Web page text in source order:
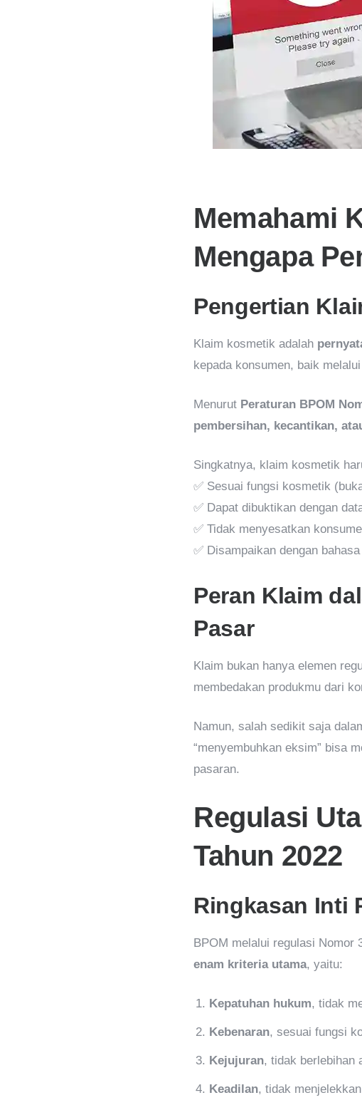
Memahami
Mengapa
Pengertian
Klaim kosmetik adalah
kepada konsumen, baik
Menurut Peraturan BPOM
pembersihan, kecantikan,
Singkatnya, klaim kosmetik
✅ Sesuai fungsi kosmetik
✅ Dapat dibuktikan dengan
✅ Tidak menyesatkan
✅ Disampaikan dengan
Peran Klaim
Pasar
Klaim bukan hanya elemen
membedakan produkmu dari
Namun, salah sedikit saja
“menyembuhkan eksim” bisa
pasaran.
Regulasi
Tahun 2022
Ringkasan Inti
BPOM melalui regulasi Nomor
enam kriteria utama, yaitu:
Kepatuhan hukum, tidak
Kebenaran, sesuai fungsi
Kejujuran, tidak berlebihan
Keadilan, tidak